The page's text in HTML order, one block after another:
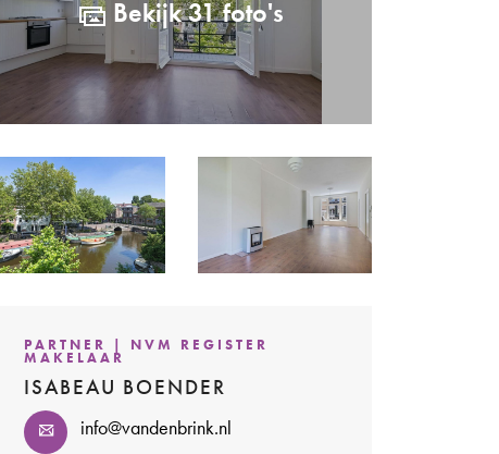
Bekijk 31 foto's
PARTNER | NVM REGISTER
MAKELAAR
ISABEAU BOENDER
info@vandenbrink.nl